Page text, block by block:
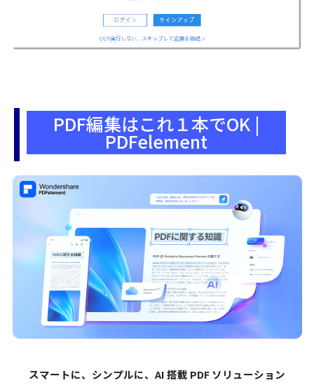
PDF編集はこれ１本でOK |
PDFelement
スマートに、シンプルに、AI 搭載 PDF ソリューション